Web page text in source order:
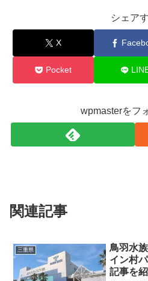
シェア
X
Pocket
wpmasterをフ
関連記事
三重県
鳥羽水
イン村
記事を